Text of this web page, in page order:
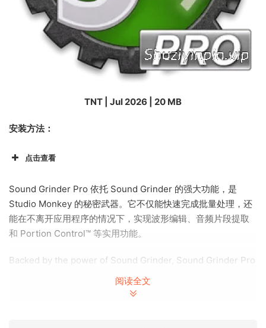
TNT | Jul 2026 | 20 MB
安装方法：
点击查看
Sound Grinder Pro 依托 Sound Grinder 的强大功能，是
Studio Monkey 的秘密武器。它不仅能快速完成批量处理，还
能在不离开应用程序的情况下，实现波形编辑、音频片段提取
和 Portion Control™ 等实用功能。
Backed by the power of Sound Grinder, Sound Grinder Pro
is the Studio Monkey’s secret weapon. Not only does
Sound Grinder Pro make quick work of batch processing,
阅读全文